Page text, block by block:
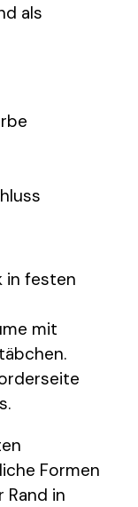
als
in festen
mit
Formen
Rand in